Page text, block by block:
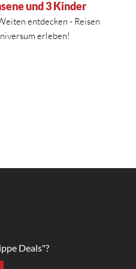
und 3 Kinder
entdecken - Reisen
erleben!
Deals"?